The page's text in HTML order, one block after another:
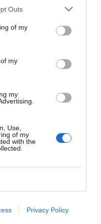
Outs
of my
my
my
Use,
of my
with the
Privacy Policy
estos tres días.
visto cómo
ha facilitado el
de impresión",
manager de
Advanced Machine
a las
la